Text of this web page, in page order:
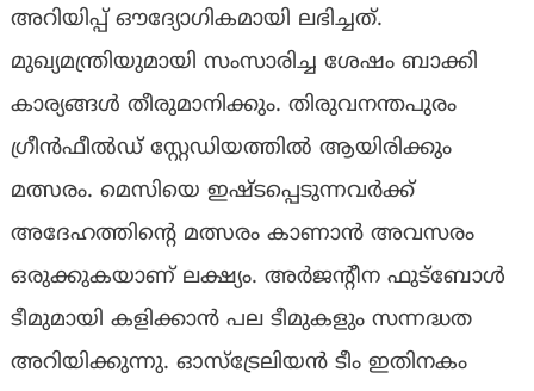
അറിയിപ്പ് ഔദ്യോഗികമായി ലഭിച്ചത്.
മുഖ്യമന്ത്രിയുമായി സംസാരിച്ച ശേഷം ബാക്കി
കാര്യങ്ങൾ തീരുമാനിക്കും. തിരുവനന്തപുരം
ഗ്രീൻഫീൽഡ് സ്റ്റേഡിയത്തില്‍ ആയിരിക്കും
മത്സരം. മെസിയെ ഇഷ്‌ടപ്പെടുന്നവർക്ക്
അദേഹത്തിന്‍റെ മത്സരം കാണാന്‍ അവസരം
ഒരുക്കുകയാണ് ലക്ഷ്യം. അർജന്‍റീന ഫുട്ബോള്‍
ടീമുമായി കളിക്കാൻ പല ടീമുകളും സന്നദ്ധത
അറിയിക്കുന്നു. ഓസ്ട്രേലിയൻ ടീം ഇതിനകം